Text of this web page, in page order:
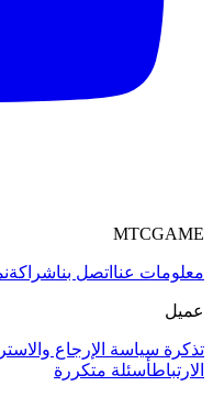
MTCGAME
معلومات عنا اتصل بناشراكة
عميل
تذكرة سياسة الإرجاع
الارتباطأسئلة متكررة